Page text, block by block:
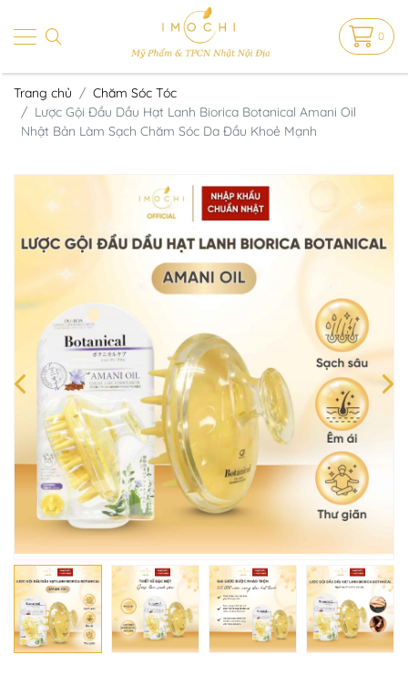
0
Trang chủ
Chăm Sóc Tóc
Lược Gội Đầu Dầu Hạt Lanh Biorica Botanical Amani Oil
Nhật Bản Làm Sạch Chăm Sóc Da Đầu Khoẻ Mạnh